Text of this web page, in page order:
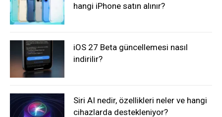
hangi iPhone satın alınır?
iOS 27 Beta güncellemesi nasıl
indirilir?
Siri AI nedir, özellikleri neler ve hangi
cihazlarda destekleniyor?